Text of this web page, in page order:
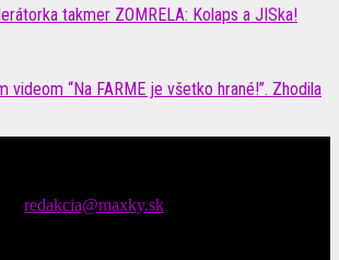
takmer ZOMRELA: Kolaps a JISka!
videom “Na FARME je všetko hrané!”. Zhodila
redakcia@maxky.sk